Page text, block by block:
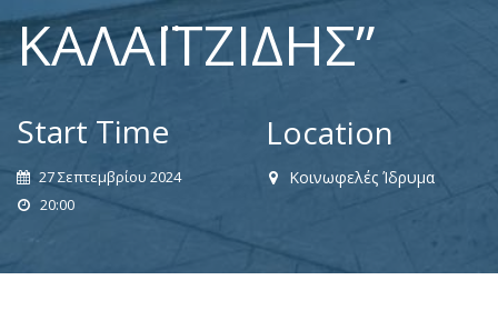
ΚΑΛΑΪΤΖΊΔΗΣ”
Start Time
27 Σεπτεμβρίου 2024
20:00
Location
Κοινωφελές Ίδρυμα